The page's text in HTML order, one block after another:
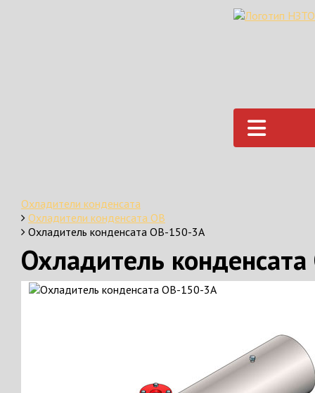
Охладители конденсата
Охладители конденсата ОВ
Охладитель конденсата ОВ-150-3А
Охладитель